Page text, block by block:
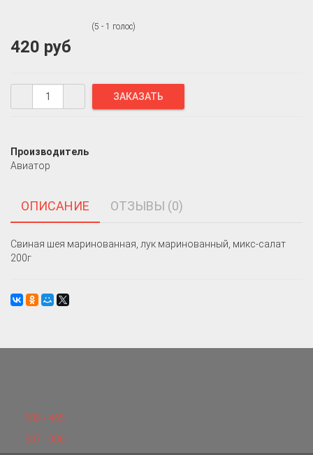
(5 - 1 голос)
420 руб
Производитель
Авиатор
ОПИСАНИЕ ОТЗЫВЫ (0)
Свиная шея маринованная, лук маринованный, микс-салат
200г
505 - 465
507 - 006